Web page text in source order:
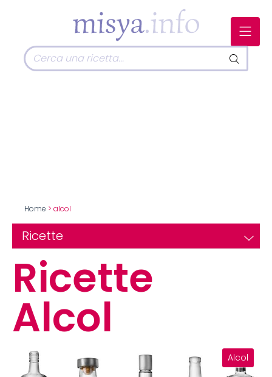
Home > alcol
Ricette
Ricette
Alcol
Alcol